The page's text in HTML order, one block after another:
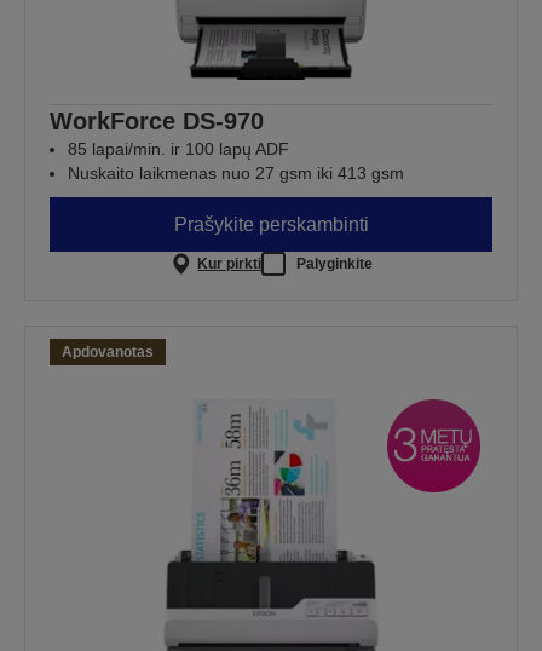
WorkForce DS-970
85 lapai/min. ir 100 lapų ADF
Nuskaito laikmenas nuo 27 gsm iki 413 gsm
Prašykite perskambinti
Kur pirkti Palyginkite
Apdovanotas